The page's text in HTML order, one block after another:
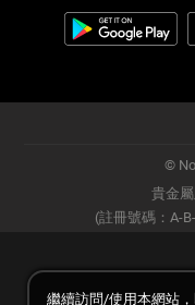
©
貴金
(註冊號碼：A-
繼續訪問/使用本網站